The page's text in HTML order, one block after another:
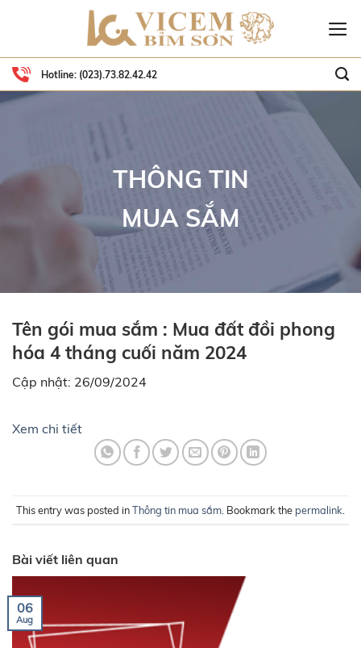
Hotline: (023).73.82.42.42
THÔNG TIN
MUA SẮM
Tên gói mua sắm : Mua đất đồi phong
hóa 4 tháng cuối năm 2024
Cập nhật: 26/09/2024
Xem chi tiết
This entry was posted inThông tin mua sắm . Bookmark the permalink
Bài viết liên quan
06
Aug